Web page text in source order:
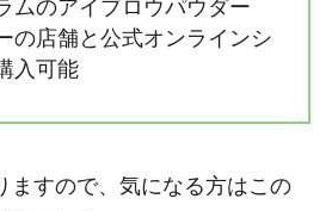
ムのアイブロウパウダー
の店舗と公式オンラインシ
入可能
ますので、気になる方はこの